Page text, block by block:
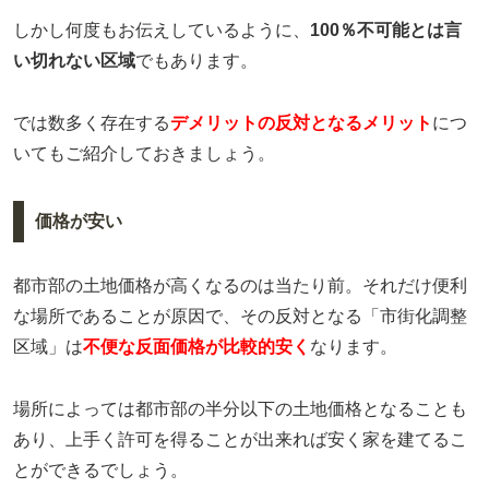
しかし何度もお伝えしているように、 100％不可能とは言
い切れない区域でもあります。
では数多く存在するデメリットの反対となるメリット につ
いてもご紹介しておきましょう。
価格が安い
都市部の土地価格が高くなるのは当たり前。それだけ便利
な場所であることが原因で、その反対となる「市街化調整
区域」は不便な反面価格が比較的安く なります。
場所によっては都市部の半分以下の土地価格となることも
あり、上手く許可を得ることが出来れば安く家を建てるこ
とができるでしょう。